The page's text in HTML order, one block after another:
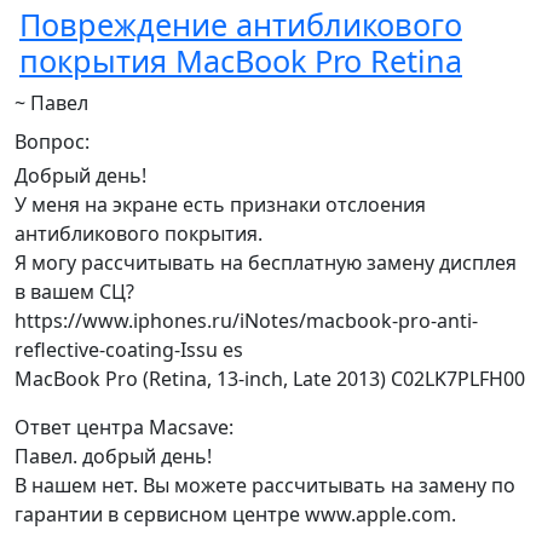
Повреждение антибликового
покрытия MacBook Pro Retina
~ Павел
Вопрос:
Добрый день!
У меня на экране есть признаки отслоения
антибликового покрытия.
Я могу рассчитывать на бесплатную замену дисплея
в вашем СЦ?
https://www.iphones.ru/iNotes/macbook-pro-anti-
reflective-coating-Issu es
MacBook Pro (Retina, 13-inch, Late 2013) C02LK7PLFH00
Ответ центра Macsave:
Павел. добрый день!
В нашем нет. Вы можете рассчитывать на замену по
гарантии в сервисном центре www.apple.com.